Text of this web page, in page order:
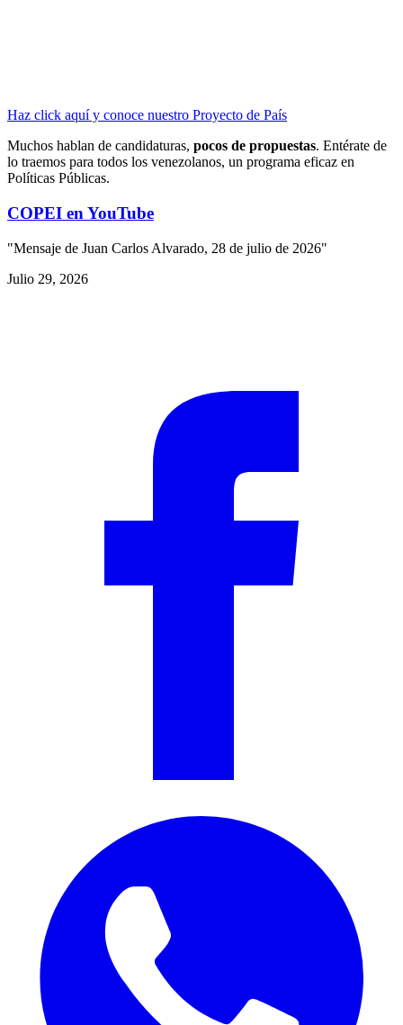
Haz click aquí y conoce nuestro Proyecto de País
Muchos hablan de candidaturas, pocos de propuestas. Entérate de
lo traemos para todos los venezolanos, un programa eficaz en
Políticas Públicas.
COPEI en YouTube
"Mensaje de Juan Carlos Alvarado, 28 de julio de 2026"
Julio 29, 2026